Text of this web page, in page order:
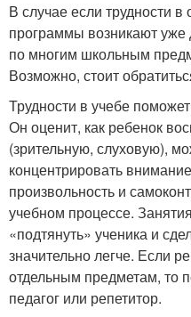
В случае если трудности
программы возникают уже
по многим школьным
Возможно, стоит
Трудности в учебе
Он оценит, как ребенок
(зрительную, слуховую),
концентрировать
произвольность и
учебном процессе.
«подтянуть» ученика и
значительно легче. Если
отдельным предметам, то
педагог или репетитор.